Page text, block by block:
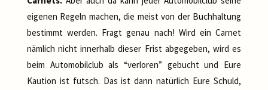
eigenen Regeln machen, die meist von der Buchhaltung
bestimmt werden. Fragt genau nach! Wird ein Carnet
nämlich nicht innerhalb dieser Frist abgegeben, wird es
beim Automobilclub als “verloren” gebucht und Eure
Kaution ist futsch. Das ist dann natürlich Eure Schuld,